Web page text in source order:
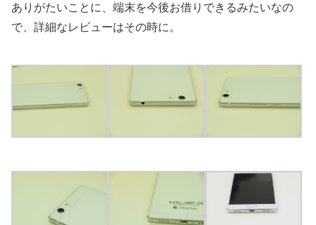
ありがたいことに、端末を今後お借りできるみたいなの
で、詳細なレビューはその時に。